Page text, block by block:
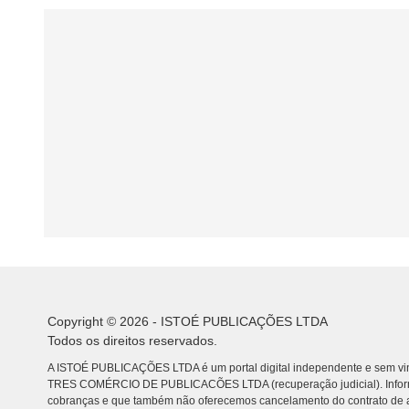
Copyright © 2026 - ISTOÉ PUBLICAÇÕES LTDA
Todos os direitos reservados.
A ISTOÉ PUBLICAÇÕES LTDA é um portal digital independente e sem
TRES COMÉRCIO DE PUBLICACÕES LTDA (recuperação judicial).
cobranças e que também não oferecemos cancelamento do contrato